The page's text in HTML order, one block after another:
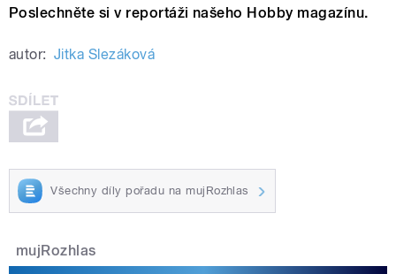
Poslechněte si v reportáži našeho Hobby magazínu.
autor: Jitka Slezáková
Všechny díly pořadu na mujRozhlas
mujRozhlas